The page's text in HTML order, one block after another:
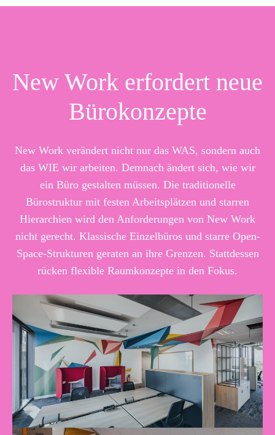
New Work erfordert neue
Bürokonzepte
New Work verändert nicht nur das WAS, sondern auch
das WIE wir arbeiten. Demnach ändert sich, wie wir
ein Büro gestalten müssen. Die traditionelle
Bürostruktur mit festen Arbeitsplätzen und starren
Hierarchien wird den Anforderungen von New Work
nicht gerecht. Klassische Einzelbüros und starre Open-
Space-Strukturen geraten an ihre Grenzen. Stattdessen
rücken flexible Raumkonzepte in den Fokus.